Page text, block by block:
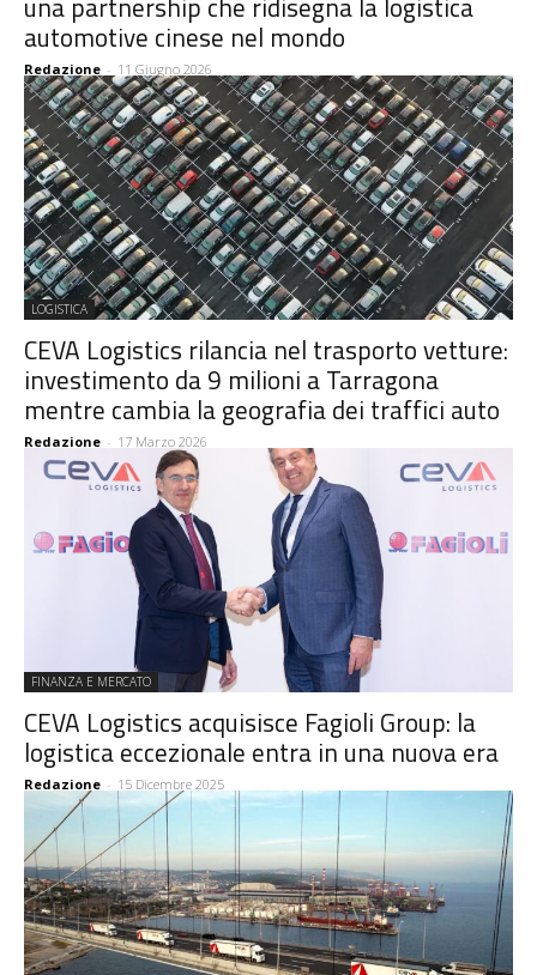
automotive cinese nel mondo
Redazione - 11 Giugno 2026
LOGISTICA
CEVA Logistics rilancia nel trasporto vetture:
investimento da 9 milioni a Tarragona
mentre cambia la geografia dei traffici auto
Redazione - 17 Marzo 2026
FINANZA E MERCATO
CEVA Logistics acquisisce Fagioli Group: la
logistica eccezionale entra in una nuova era
Redazione - 15 Dicembre 2025